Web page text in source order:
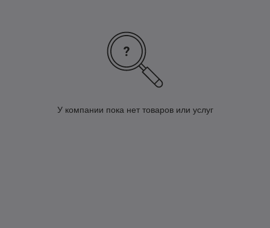
У компании пока нет товаров или услуг